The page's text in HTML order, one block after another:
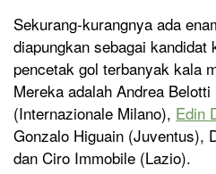
Sekurang-kurangnya ada
diapungkan sebagai kandidat
pencetak gol terbanyak kala
Mereka adalah Andrea
(Internazionale Milano), Edin
Gonzalo Higuain (Juventus),
dan Ciro Immobile (Lazio).